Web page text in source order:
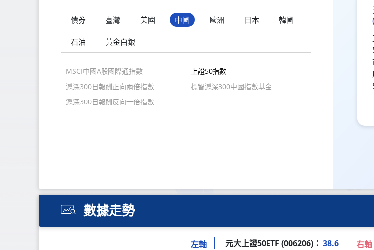
債券 臺灣 美國 中國 歐洲 日本 韓國
石油 黃金白銀
MSCI中國A股國際通指數
上證50指數
滬深300日報酬正向兩倍指數
標智滬深300中國指數基金
滬深300日報酬反向一倍指數
數據走勢
左軸 元大上證50ETF (006206)： 38.6 右軸